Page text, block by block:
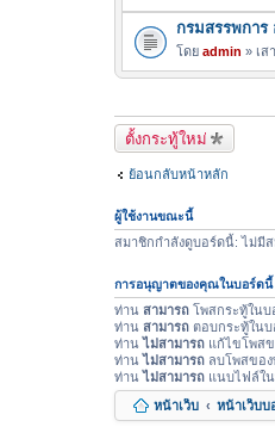
ฟ
ล์
แ
บ
กรมสรรพการ
โดย admin » เส
ตั้งกระทู้ใหม่
ย้อนกลับหน้าหลัก
ผู้ใช้งานขณะนี้
สมาชิกกำลังดูบอร์ดนี้: ไม่มี
การอนุญาตของคุณในบอร์ดนี้
ท่าน สามารถ โพสกระทู้ใน
ท่าน สามารถ ตอบกระทู้ใน
ท่านไม่สามารถ แก้ไขโพส
ท่านไม่สามารถ ลบโพสขอ
ท่านไม่สามารถ แนบไฟล์ใ
หน้าเว็บ
หน้าเว็บบ